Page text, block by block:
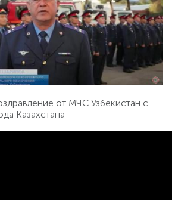
от МЧС Узбекистан с
Казахстана